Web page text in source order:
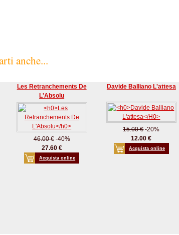
anche...
Les Retranchements De
L'Absolu
46.00 €-40%
27.60 €
Acquista online
Davide Balliano L'attesa
15.00 €-20%
12.00 €
Acquista online